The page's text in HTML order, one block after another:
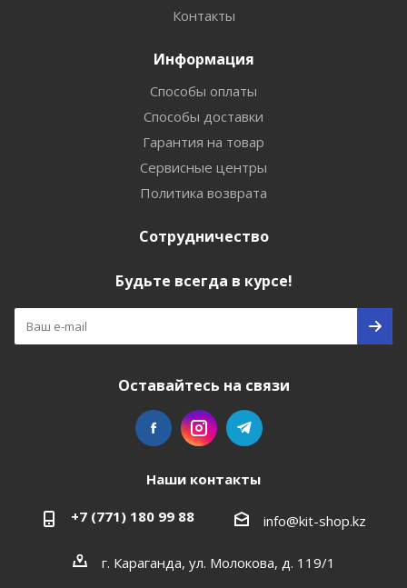
Контакты
Информация
Способы оплаты
Способы доставки
Гарантия на товар
Сервисные центры
Политика возврата
Сотрудничество
Будьте всегда в курсе!
Оставайтесь на связи
Наши контакты
+7 (771) 180 99 88 info@kit-shop.kz
г. Караганда, ул. Молокова, д. 119/1